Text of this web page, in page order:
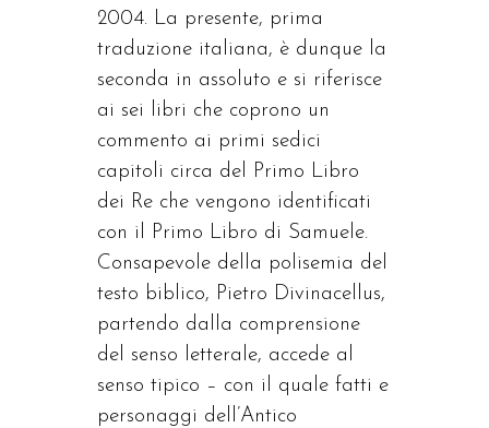
2004. La presente, prima
traduzione italiana, è dunque la
seconda in assoluto e si riferisce
ai sei libri che coprono un
commento ai primi sedici
capitoli circa del Primo Libro
dei Re che vengono identificati
con il Primo Libro di Samuele.
Consapevole della polisemia del
testo biblico, Pietro Divinacellus,
partendo dalla comprensione
del senso letterale, accede al
senso tipico – con il quale fatti e
personaggi dell’Antico